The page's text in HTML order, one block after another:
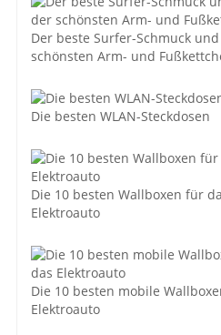
Der beste Surfer-Schmuck
schönsten Arm- und
Die besten WLAN-Steckdosen
Die 10 besten Wallboxen für
Elektroauto
Die 10 besten mobile
Elektroauto